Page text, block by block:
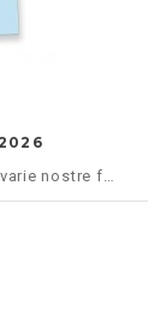
Il nuovo calendario NPM! 12 mesi + 1 Con varie nostre foto di raduni, fiere ecc...